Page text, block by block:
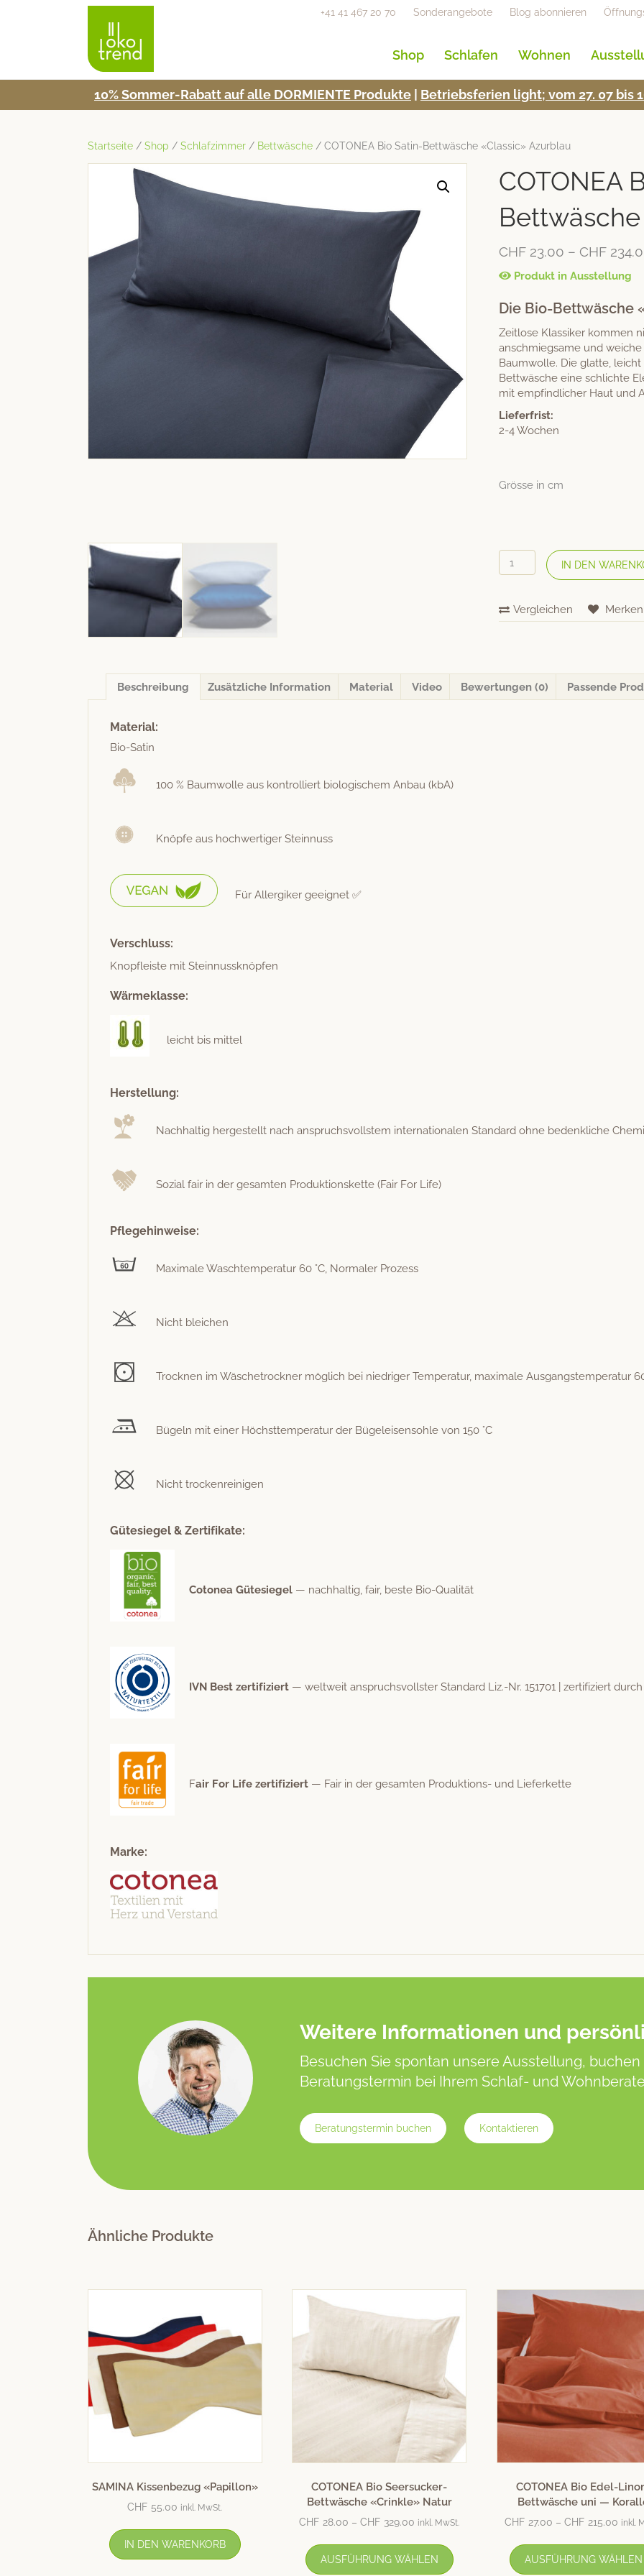
+41 41 467 20 70 Sonderangebote Blog abonnieren
Shop Schlafen Wohnen
10% Som­mer-Rabatt auf alle DORMIENTE Pro­duk­te Betrieb­s­fe­rien light; vom 27. 07 bis
Startseite / Shop / Schlafzimmer / Bettwäsche / COTONEA Bio Satin-Bettwäsche «Classic» Azurblau
COTONEA
CHF 23.00 – CHF
Produkt in Ausstellung
Die Bio-Bettwäsche
Zeitlose Klassiker kommen
anschmiegsame und
Baumwolle. Die glatte,
Bettwäsche eine schlichte
mit empfindlicher Haut und
Lieferfrist:
2-4 Wochen
Grösse in cm
COTONEA
Bio
Bettwäsche
«Classic»
IN DEN
Vergleichen Merken
Beschreibung Zusätzliche Information Material Video Bewertungen (0) Passende
Material:
Bio-Satin
100 % Baum­wolle aus kon­trol­liert biol­o­gis­chem Anbau (kbA)
Knöpfe aus hochw­er­tiger Steinnuss
Für Allergik­er geeignet ✅
Verschluss:
Knopfleiste mit Steinnussknöpfen
Wärmeklasse:
leicht bis mittel
Herstellung:
Nach­haltig hergestellt nach anspruchsvoll­stem inter­na­tionalen Stan­dard ohne beden­kliche
Sozial fair in der gesamten Pro­duk­tions­kette (Fair For Life)
Pflegehinweise:
Max­i­male Waschtem­per­atur 60 °C, Nor­maler Prozess
Nicht bleichen
Trock­nen im Wäschetrock­n­er möglich bei niedriger Tem­per­atur, max­i­male Aus­gang­stem­per­atur
Bügeln mit ein­er Höch­st­tem­per­atur der Bügeleisen­sohle von 150 °C
Nicht trockenreinigen
Gütesiegel & Zertifikate:
Cotonea Güte­siegel — nach­haltig, fair, beste Bio-Qualität
IVN Best zer­ti­fiziert — weltweit anspruchsvoll­ster Stan­dard Liz.-Nr. 151701 | zer­ti­fiziert
Fair For Life zer­ti­fiziert — Fair in der gesamten Pro­duk­tions- und Lieferkette
Marke:
Weitere Informationen und
Besuchen Sie spontan unsere Ausstellung,
Beratungstermin bei Ihrem Schlaf- und
Beratungstermin buchen Kontaktieren
Ähnliche Produkte
SAMINA Kissenbezug «Papillon»
CHF 55.00 inkl. MwSt.
IN DEN WARENKORB
COTONEA Bio Seersucker-
Bettwäsche «Crinkle» Natur
CHF 28.00 –CHF 329.00 inkl. MwSt.
AUSFÜHRUNG WÄHLEN
COTONEA Bio Edel-
Bettwäsche uni —
CHF 27.00 – CHF 215.00 inkl.
AUSFÜHRUNG WÄHLEN